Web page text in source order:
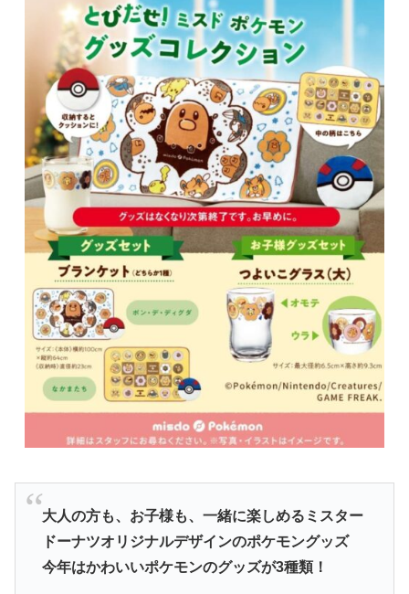
大人の方も、お子様も、一緒に楽しめる ミスター
ドーナツオリジナルデザインのポケモングッズ
今年はかわいいポケモンのグッズが3種類！